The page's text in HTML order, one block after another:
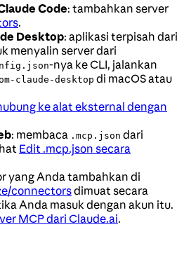
Code: tambahkan server
.
Desktop: aplikasi terpisah dari
menyalin server dari
-nya ke CLI, jalankan
claude-desktop di macOS atau
ke alat eksternal dengan
: membaca .mcp.json dari
Edit .mcp.json secara
yang Anda tambahkan di
connectorsdimuat secara
Anda masuk dengan akun itu.
MCP dari Claude.ai.